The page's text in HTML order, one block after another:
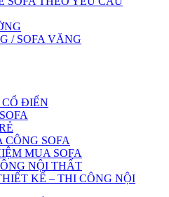
/ SOFA VĂNG
CỔ ĐIỂN
CÔNG SOFA
MUA SOFA
NỘI THẤT
KẾ – THI CÔNG NỘI